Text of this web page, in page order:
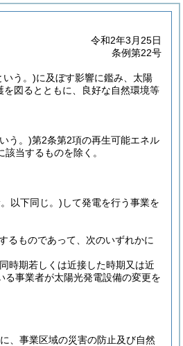
令和2年3月25日
条例第22号
いう。)に及ぼす影響に鑑み、太陽
図るとともに、良好な自然環境等
う。)第2条第2項の再生可能エネル
当するものを除く。
以下同じ。) して発電を行う事業を
るものであって、次のいずれかに
時期若しくは近接した時期又は近
事業者が太陽光発電設備の変更を
、事業区域の災害の防止及び自然